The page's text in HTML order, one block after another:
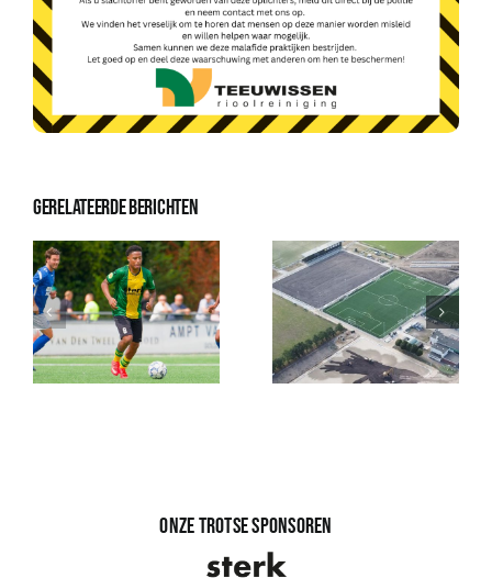
Gerelateerde berichten
Onze trotse sponsoren